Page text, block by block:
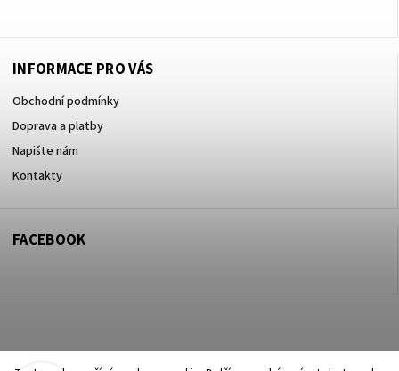
INFORMACE PRO VÁS
Obchodní podmínky
Doprava a platby
Napište nám
Kontakty
FACEBOOK